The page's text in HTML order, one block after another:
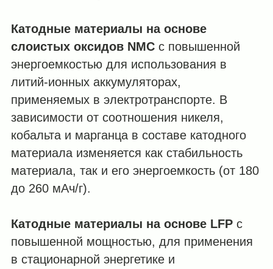
Катодные материалы на основе
слоистых оксидов NMCс повышенной
энергоемкостью для использования в
литий-ионных аккумуляторах,
применяемых в электротранспорте. В
зависимости от соотношения никеля,
кобальта и марганца в составе катодного
материала изменяется как стабильность
материала, так и его энергоемкость (от 180
до 260 мАч/г).
Катодные материалы на основе LFPс
повышенной мощностью, для применения
в стационарной энергетике и